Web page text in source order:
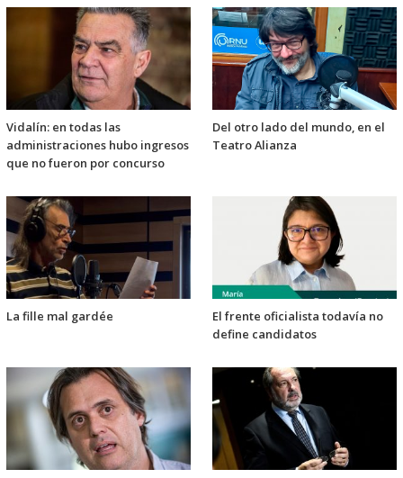
Vidalín: en todas las
administraciones hubo ingresos
que no fueron por concurso
Del otro lado del mundo, en el
Teatro Alianza
La fille mal gardée
El frente oficialista todavía no
define candidatos